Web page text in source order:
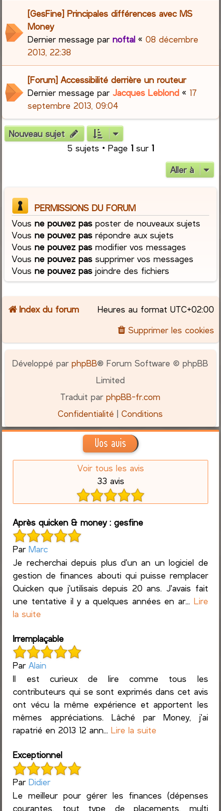
[GesFine] Principales différences avec MS
Money
Dernier message parnoftal «08 décembre
2013, 22:38
[Forum] Accessibilité derrière un routeur
Dernier message parJacques Leblond « 17
septembre 2013, 09:04
Nouveau sujet
5 sujets • Page 1sur 1
Aller à
PERMISSIONS DU FORUM
Vousne pouvez pas poster de nouveaux sujets
Vousne pouvez pas répondre aux sujets
Vousne pouvez pas modifier vos messages
Vousne pouvez pas supprimer vos messages
Vousne pouvez pas joindre des fichiers
Index du forum Heures au format UTC+02:00
Supprimer les cookies
Développé parphpBB® Forum Software © phpBB
Limited
Traduit parphpBB-fr.com
Confidentialité |Conditions
Vos avis
Voir tous les avis
33 avis
Après quicken & money : gesfine
ParMarc
Je recherchai depuis plus d'un an un logiciel de
gestion de finances abouti qui puisse remplacer
Quicken que j'utilisais depuis 20 ans. J'avais fait
une tentative il y a quelques années en ar... Lire
la suite
Irremplaçable
ParAlain
Il est curieux de lire comme tous les
contributeurs qui se sont exprimés dans cet avis
ont vécu la même expérience et apportent les
mêmes appréciations. Lâché par Money, j'ai
rapatrié en 2013 12 ann...Lire la suite
Exceptionnel
ParDidier
Le meilleur pour gérer les finances (dépenses
courantes, tout type de placements, multi